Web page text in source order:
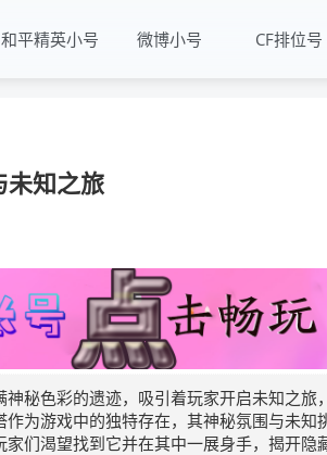
和平精英小号 微博小号 CF排位号
未知之旅
秘色彩的遗迹，吸引着玩家开启未知之旅
为游戏中的独特存在，其神秘氛围与未知
们渴望找到它并在其中一展身手，揭开隐